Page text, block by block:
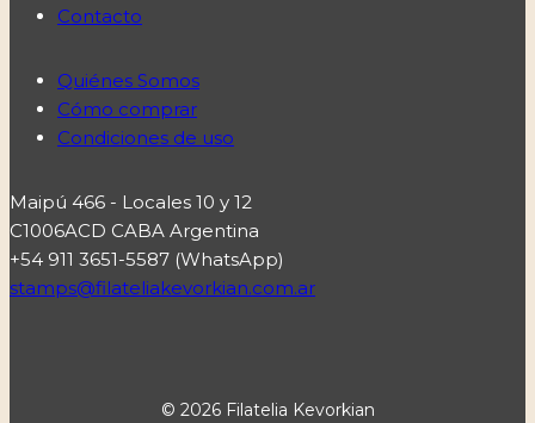
Contacto
Quiénes Somos
Cómo comprar
Condiciones de uso
Maipú 466 - Locales 10 y 12
C1006ACD CABA Argentina
+54 911 3651-5587 (WhatsApp)
stamps@filateliakevorkian.com.ar
© 2026 Filatelia Kevorkian